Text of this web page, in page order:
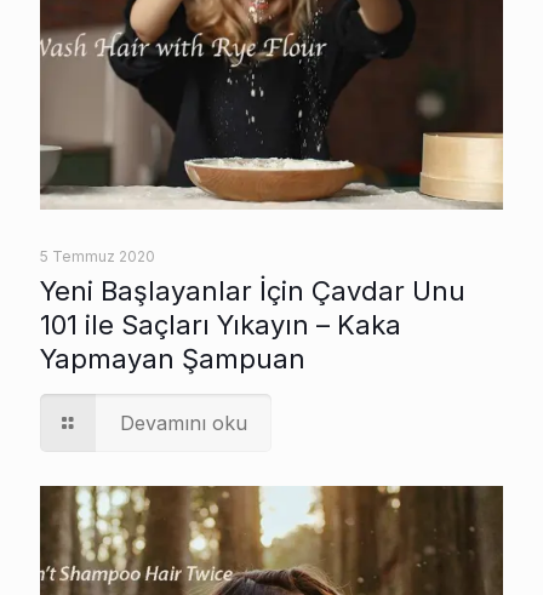
5 Temmuz 2020
Yeni Başlayanlar İçin Çavdar Unu
101 ile Saçları Yıkayın – Kaka
Yapmayan Şampuan
Devamını oku